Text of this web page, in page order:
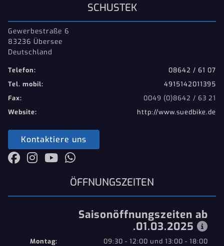
SCHUSTEK
Gewerbestraße 6
83236 Übersee
Deutschland
Telefon:
08642 / 61 07
Tel. mobil:
4915142011395
Fax:
0049 (0)8642 / 63 21
Website:
http://www.suedbike.de
Kontaktiere uns
ÖFFNUNGSZEITEN
Saisonöffnungszeiten ab
.01.03.2025
Montag:
09:30 - 12:00 und 13:00 - 18:00